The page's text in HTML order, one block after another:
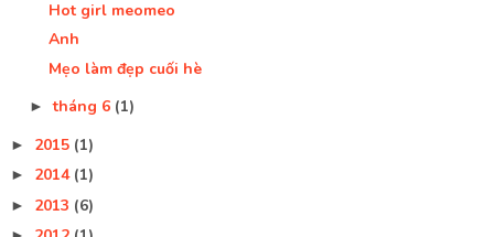
Hot girl meomeo
Anh
Mẹo làm đẹp cuối hè
►tháng 6 (1)
► 2015 (1)
► 2014 (1)
► 2013 (6)